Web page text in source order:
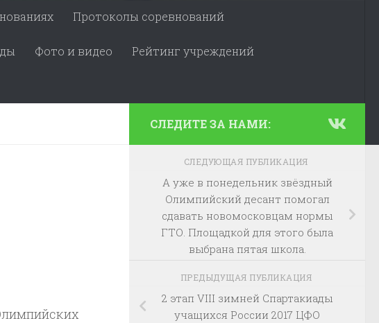
Протоколы соревнований
Фото и видео Рейтинг учреждений
СЛЕДИТЕ ЗА НАМИ:
СЛЕДУЮЩАЯ ПУБЛИКАЦИЯ
А уже в понедельник звёздный
Олимпийский десант помогал
сдавать новомосковцам нормы
ГТО. Площадкой для этого была
выбрана пятая школа.
ПРЕДЫДУЩАЯ ПУБЛИКАЦИЯ
2 этап VIII зимней Спартакиады
учащихся России 2017 ЦФО